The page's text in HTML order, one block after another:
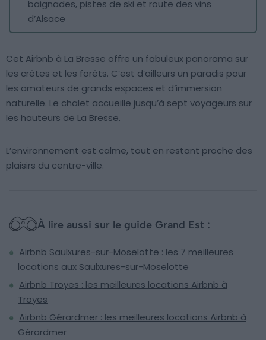
baignades, pistes de ski et route des vins
d’Alsace
Cet Airbnb à La Bresse offre un fabuleux panorama sur
les crêtes et les forêts. C’est d’ailleurs un paradis pour
les amateurs de grands espaces et d’immersion
naturelle. Le chalet accueille jusqu’à sept voyageurs sur
les hauteurs de La Bresse.
L’environnement est calme, tout en restant proche des
plaisirs du centre-ville.
À lire aussi sur le guide Grand Est :
Airbnb Saulxures-sur-Moselotte : les 7 meilleures
locations aux Saulxures-sur-Moselotte
Airbnb Troyes : les meilleures locations Airbnb à
Troyes
Airbnb Gérardmer : les meilleures locations Airbnb à
Gérardmer